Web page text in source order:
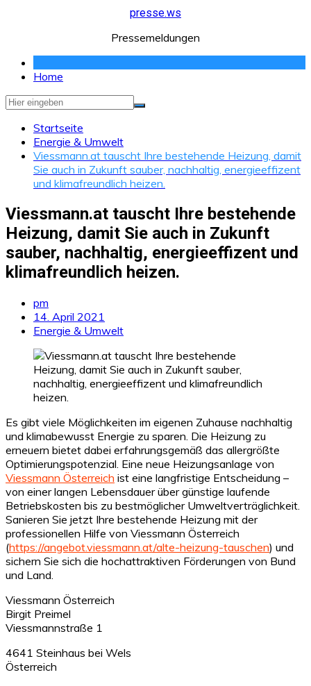
presse.ws
Pressemeldungen
Home
Startseite
Energie & Umwelt
Viessmann.at tauscht Ihre bestehende Heizung, damit
Sie auch in Zukunft sauber, nachhaltig, energieeffizent
und klimafreundlich heizen.
Viessmann.at tauscht Ihre bestehende
Heizung, damit Sie auch in Zukunft
sauber, nachhaltig, energieeffizent und
klimafreundlich heizen.
pm
14. April 2021
Energie & Umwelt
Es gibt viele Möglichkeiten im eigenen Zuhause nachhaltig
und klimabewusst Energie zu sparen. Die Heizung zu
erneuern bietet dabei erfahrungsgemäß das allergrößte
Optimierungspotenzial. Eine neue Heizungsanlage von
Viessmann Österreich ist eine langfristige Entscheidung –
von einer langen Lebensdauer über günstige laufende
Betriebskosten bis zu bestmöglicher Umweltverträglichkeit.
Sanieren Sie jetzt Ihre bestehende Heizung mit der
professionellen Hilfe von Viessmann Österreich
(https://angebot.viessmann.at/alte-heizung-tauschen) und
sichern Sie sich die hochattraktiven Förderungen von Bund
und Land.
Viessmann Österreich
Birgit Preimel
Viessmannstraße 1
4641 Steinhaus bei Wels
Österreich